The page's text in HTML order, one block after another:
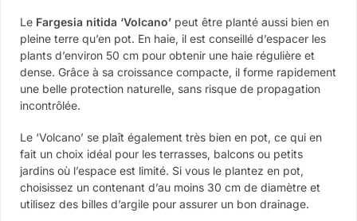
Le Fargesia nitida ‘Volcano’ peut être planté aussi bien en
pleine terre qu’en pot. En haie, il est conseillé d’espacer les
plants d’environ 50 cm pour obtenir une haie régulière et
dense. Grâce à sa croissance compacte, il forme rapidement
une belle protection naturelle, sans risque de propagation
incontrôlée.
Le ‘Volcano’ se plaît également très bien en pot, ce qui en
fait un choix idéal pour les terrasses, balcons ou petits
jardins où l’espace est limité. Si vous le plantez en pot,
choisissez un contenant d’au moins 30 cm de diamètre et
utilisez des billes d’argile pour assurer un bon drainage.